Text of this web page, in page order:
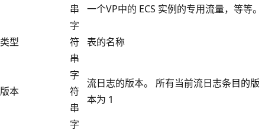
串
一个VP中的 ECS 实例的专用流量，等等。
类型
字
符
串
表的名称
版本
字
符
串
流日志的版本。 所有当前流日志条目的版
本为 1
字